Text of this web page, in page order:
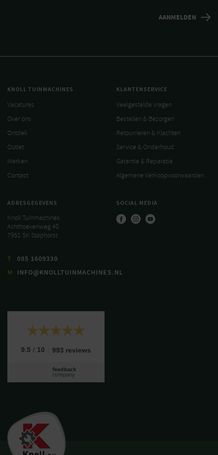
KNOLL TUINMACHINES
Vacatures
Over ons
Ontdek
Outlet
Merken
Contact
KLANTENSERVICE
Veelgestelde vragen
Bestellen & Bezorgen
Retourneren & Klachten
Service & Onderhoud
Garantie & Reparatie
Algemene Verkoopvoorwaarden
ADRESGEGEVENS
Knoll Tuinmachines
Achthoevenweg 40
7951 SK Staphorst
T
085 1609330
M
INFO@KNOLLTUINMACHINES.NL
SOCIAL MEDIA
9.5 / 10 993 reviews